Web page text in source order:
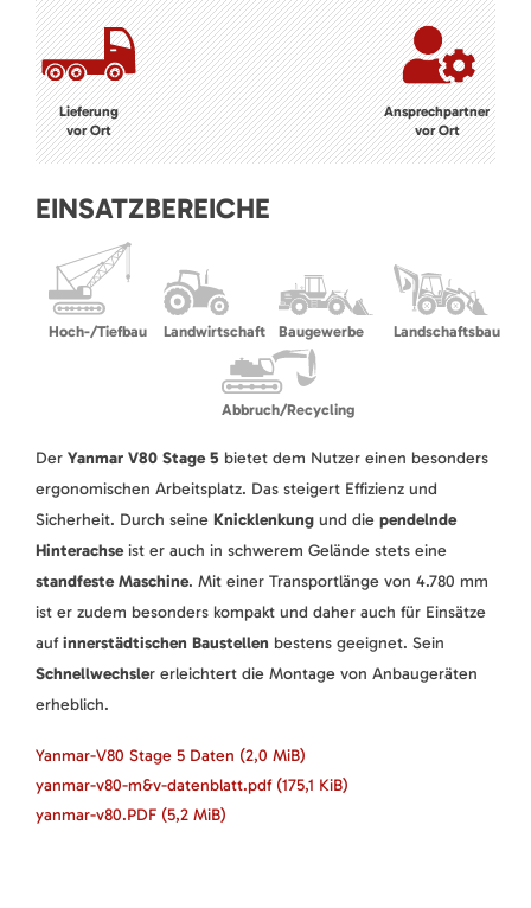
Lieferung
vor Ort
Ansprechpartner
vor Ort
EINSATZBEREICHE
Hoch-/Tiefbau Landwirtschaft Baugewerbe Landschaftsbau
Abbruch/Recycling
Der Yanmar V80 Stage 5 bietet dem Nutzer einen besonders
ergonomischen Arbeitsplatz. Das steigert Effizienz und
Sicherheit. Durch seine Knicklenkung und die pendelnde
Hinterachseist er auch in schwerem Gelände stets eine
standfeste Maschine. Mit einer Transportlänge von 4.780 mm
ist er zudem besonders kompakt und daher auch für Einsätze
aufinnerstädtischen Baustellen bestens geeignet. Sein
Schnellwechsler erleichtert die Montage von Anbaugeräten
erheblich.
Yanmar-V80 Stage 5 Daten (2,0 MiB)
yanmar-v80-m&v-datenblatt.pdf (175,1 KiB)
yanmar-v80.PDF (5,2 MiB)